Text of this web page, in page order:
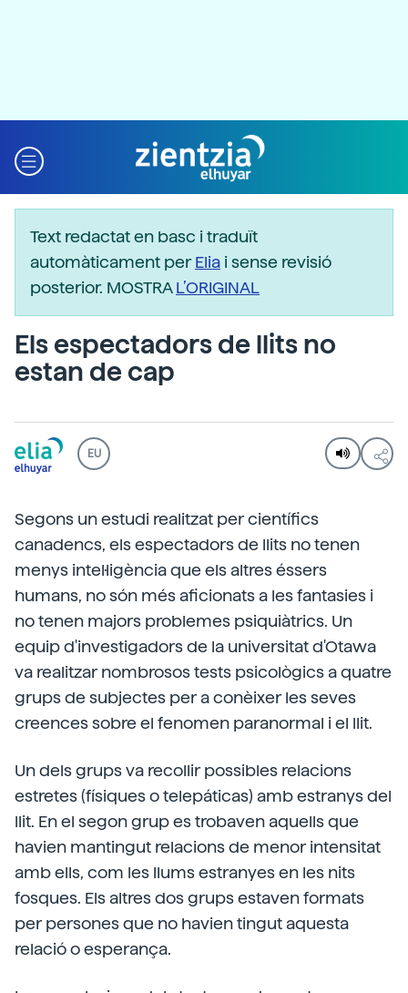
Text redactat en basc i traduït
automàticament perElia i sense revisió
posterior. MOSTRAL’ORIGINAL
Els espectadors de llits no
estan de cap
EU
Segons un estudi realitzat per científics
canadencs, els espectadors de llits no tenen
menys intel·ligència que els altres éssers
humans, no són més aficionats a les fantasies i
no tenen majors problemes psiquiàtrics. Un
equip d'investigadors de la universitat d'Otawa
va realitzar nombrosos tests psicològics a quatre
grups de subjectes per a conèixer les seves
creences sobre el fenomen paranormal i el llit.
Un dels grups va recollir possibles relacions
estretes (físiques o telepáticas) amb estranys del
llit. En el segon grup es trobaven aquells que
havien mantingut relacions de menor intensitat
amb ells, com les llums estranyes en les nits
fosques. Els altres dos grups estaven formats
per persones que no havien tingut aquesta
relació o esperança.